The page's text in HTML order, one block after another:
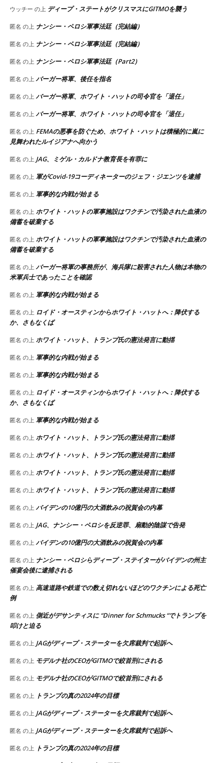
ウッチー の上 ディープ・ステートがクリスマスにGITMOを襲う
匿名 の上 ナンシー・ペロシ軍事法廷（完結編）
匿名 の上 ナンシー・ペロシ軍事法廷（完結編）
匿名 の上 ナンシー・ペロシ軍事法廷（Part2）
匿名 の上バーガー将軍、後任を指名
匿名 の上バーガー将軍、ホワイト・ハットの司令官を「退任」
匿名 の上バーガー将軍、ホワイト・ハットの司令官を「退任」
匿名 の上 FEMAの悪事を防ぐため、ホワイト・ハットは積極的に嵐に
見舞われたルイジアナへ向かう
匿名 の上 JAG、ミゲル・カルドナ教育長を有罪に
匿名 の上軍がCovid-19コーディネーターのジェフ・ジエンツを逮捕
匿名 の上軍事的な内戦が始まる
匿名 の上ホワイト・ハットの軍事施設はワクチンで汚染された血液の
備蓄を破棄する
匿名 の上ホワイト・ハットの軍事施設はワクチンで汚染された血液の
備蓄を破棄する
匿名 の上バーガー将軍の事務所が、海兵隊に殺害された人物は本物の
米軍兵士であったことを確認
匿名 の上軍事的な内戦が始まる
匿名 の上 ロイド・オースティンからホワイト・ハットへ：降伏する
か、さもなくば
匿名 の上ホワイト・ハット、トランプ氏の憲法発言に動揺
匿名 の上軍事的な内戦が始まる
匿名 の上軍事的な内戦が始まる
匿名 の上 ロイド・オースティンからホワイト・ハットへ：降伏する
か、さもなくば
匿名 の上軍事的な内戦が始まる
匿名 の上ホワイト・ハット、トランプ氏の憲法発言に動揺
匿名 の上ホワイト・ハット、トランプ氏の憲法発言に動揺
匿名 の上ホワイト・ハット、トランプ氏の憲法発言に動揺
匿名 の上ホワイト・ハット、トランプ氏の憲法発言に動揺
匿名 の上バイデンの10億円の大酒飲みの祝賀会の内幕
匿名 の上 JAG、ナンシー・ペロシを反逆罪、扇動的陰謀で告発
匿名 の上バイデンの10億円の大酒飲みの祝賀会の内幕
匿名 の上 ナンシー・ペロシらディープ・ステイターがバイデンの州主
催宴会後に逮捕される
匿名 の上 高速道路や鉄道での数え切れないほどのワクチンによる死亡
例
匿名 の上 側近がデサンティスに “Dinner for Schmucks “でトランプを
叩けと迫る
匿名 の上 JAGがディープ・ステーターを欠席裁判で起訴へ
匿名 の上 モデルナ社のCEOがGITMOで絞首刑にされる
匿名 の上 モデルナ社のCEOがGITMOで絞首刑にされる
匿名 の上 トランプの真の2024年の目標
匿名 の上 JAGがディープ・ステーターを欠席裁判で起訴へ
匿名 の上 JAGがディープ・ステーターを欠席裁判で起訴へ
匿名 の上 トランプの真の2024年の目標